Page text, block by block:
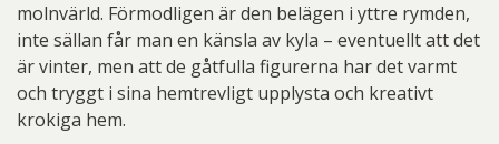
molnvärld. Förmodligen är den belägen i yttre rymden,
inte sällan får man en känsla av kyla – eventuellt att det
är vinter, men att de gåtfulla figurerna har det varmt
och tryggt i sina hemtrevligt upplysta och kreativt
krokiga hem.